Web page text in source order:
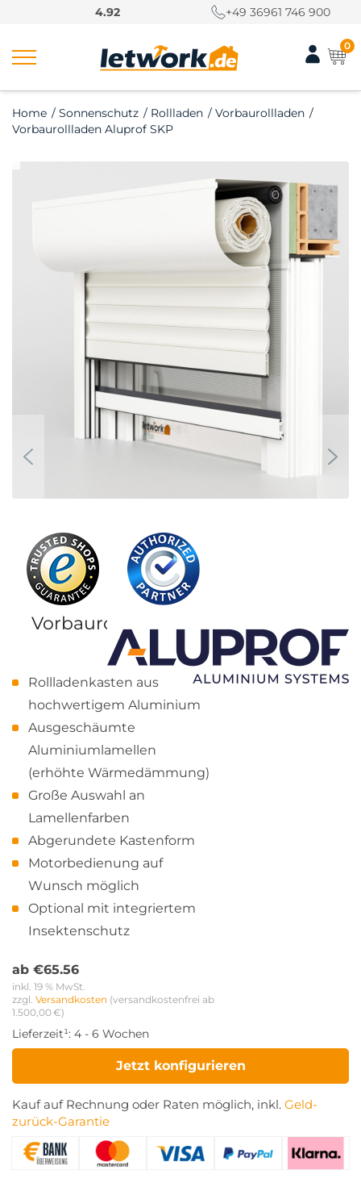
4.92 +49 36961 746 900
0
Home / Sonnenschutz / Rollladen / Vorbaurollladen /
Vorbaurollladen Aluprof SKP
Vorbaurollladen Aluprof
SKP
Rollladenkasten aus
hochwertigem Aluminium
Ausgeschäumte
Aluminiumlamellen
(erhöhte Wärmedämmung)
Große Auswahl an
Lamellenfarben
Abgerundete Kastenform
Motorbedienung auf
Wunsch möglich
Optional mit integriertem
Insektenschutz
ab €65.56
inkl. 19 % MwSt.
zzgl. Versandkosten (versandkostenfrei ab
1.500,00 €)
Lieferzeit¹: 4 - 6 Wochen
Jetzt konfigurieren
Kauf auf Rechnung oder Raten möglich, inkl. Geld-
zurück-Garantie